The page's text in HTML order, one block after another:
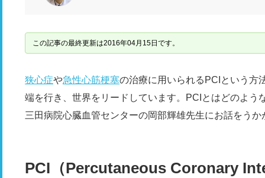
この記事の最終更新は2016年04月15日です。
狭心症や急性心筋梗塞の治療に用いられるPCIという方
端を行き、世界をリードしています。PCIとはどのよう
三田病院心臓血管センターの岡部輝雄先生にお話をうか
PCI （Percutaneous Coronary